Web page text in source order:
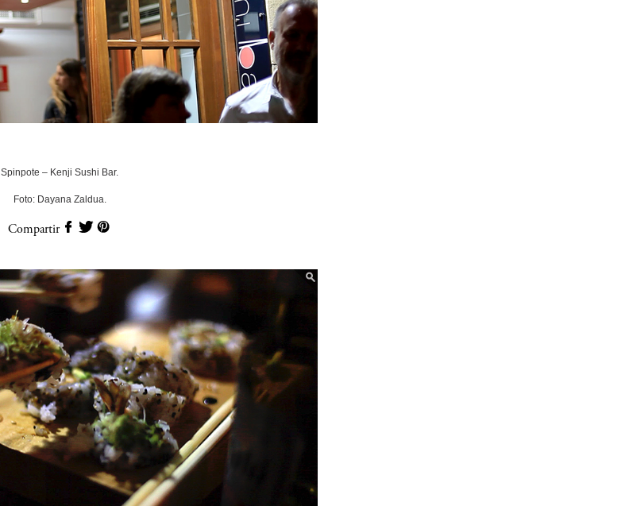
Spinpote – Kenji Sushi Bar.
Foto: Dayana Zaldua.
Compartir